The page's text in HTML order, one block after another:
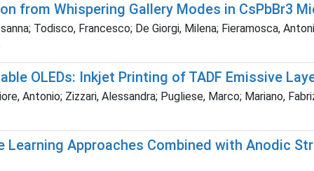
from Whispering Gallery Modes in CsPbBr3
Todisco, Francesco; De Giorgi, Milena; Fieramosca,
OLEDs: Inkjet Printing of TADF Emissive
Antonio; Zizzari, Alessandra; Pugliese, Marco; Mariano,
Approaches Combined with Anodic